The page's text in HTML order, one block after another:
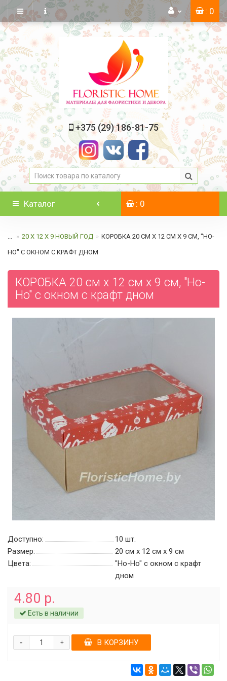
: 0
+375 (29) 186-81-75
Каталог : 0
... 20 Х 12 Х 9 НОВЫЙ ГОД КОРОБКА 20 СМ Х 12 СМ Х 9 СМ, "HO-
HO" С ОКНОМ C КРАФТ ДНОМ
КОРОБКА 20 см х 12 см х 9 см, "Ho-
Ho" с окном c крафт дном
Доступно: 10 шт.
Размер:
20 см х 12 см х 9 см
Цвета:
"Ho-Ho" с окном c крафт
дном
4.80 р.
Есть в наличии
+
- В КОРЗИНУ